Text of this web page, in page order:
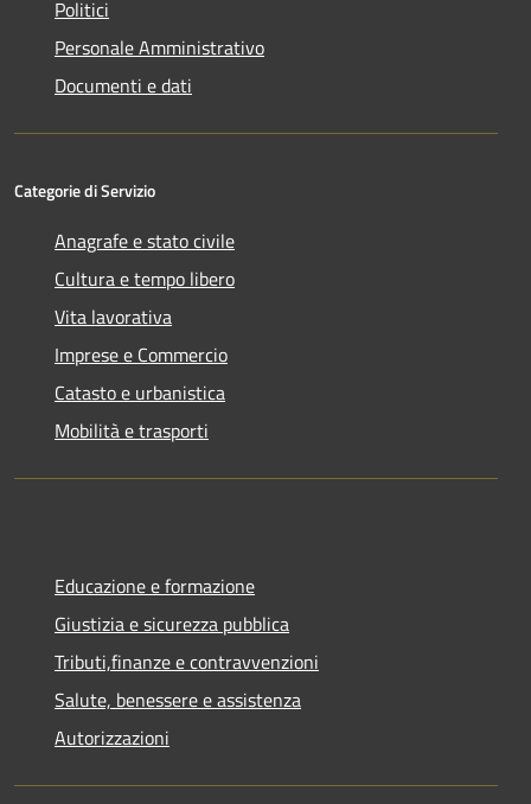
Politici
Personale Amministrativo
Documenti e dati
Categorie di Servizio
Anagrafe e stato civile
Cultura e tempo libero
Vita lavorativa
Imprese e Commercio
Catasto e urbanistica
Mobilità e trasporti
Educazione e formazione
Giustizia e sicurezza pubblica
Tributi,finanze e contravvenzioni
Salute, benessere e assistenza
Autorizzazioni